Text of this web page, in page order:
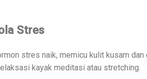
Stres
stres naik, memicu kulit kusam
kayak meditasi atau stretching.